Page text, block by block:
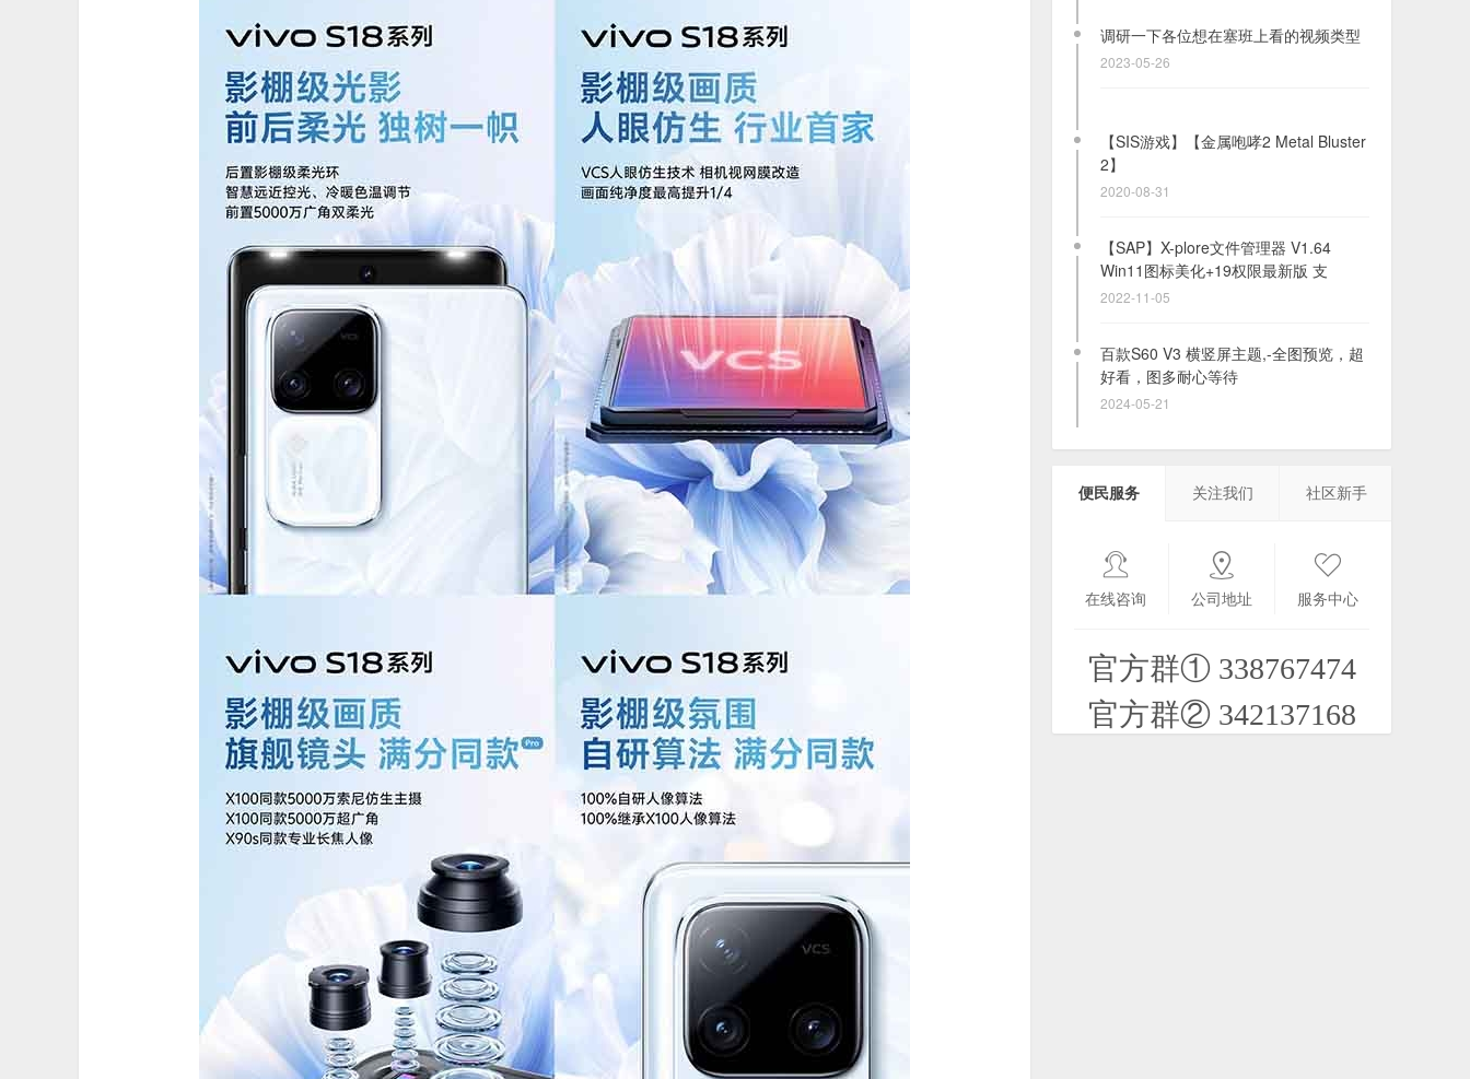
【SIS游戏】【金属咆哮2 Metal Bluster
2】
【SAP】X-plore文件管理器 V1.64
Win11图标美化+19权限最新版 支
2022-11-05
百款S60 V3 横竖屏主题,-全图预览，超
好看，图多耐心等待
2024-05-21
发一下我自己的小站,有旧设备的一些软
件资源
2023-09-30
2025-01-30
S40/S60游戏大全
2021-05-27
[S60V3FP1-Belle]让你的塞班设备支持
TLS1.2 打开几乎所有网站！
2024-08-27
便民服务 关注我们 社区新手
在线咨询 公司地址 服务中心
官方群① 338767474
官方群② 342137168